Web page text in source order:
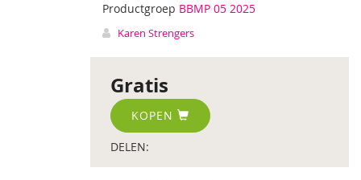
Productgroep BBMP 05 2025
Karen Strengers
Gratis
KOPEN
DELEN: